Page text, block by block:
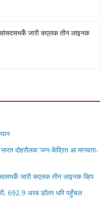
जारी कएलक तीन लाइनक
दोहरौलक ‘जन-केंद्रित आ मानवता-
जारी कएलक तीन लाइनक व्हिप
692.9 अरब डॉलर धरि पहुँचल